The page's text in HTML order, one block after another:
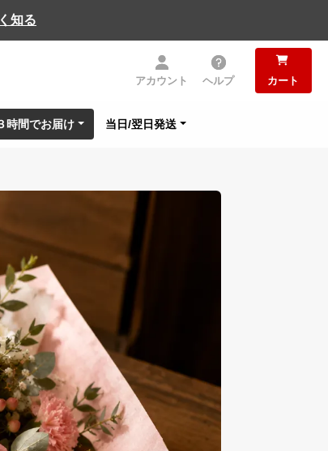
知る
アカウント ヘルプ カート
時間でお届け 当日/翌日発送